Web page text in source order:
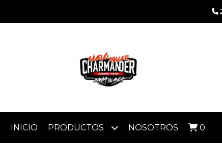
INICIO PRODUCTOS NOSOTROS 0